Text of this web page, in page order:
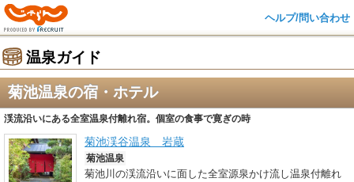
ヘルプ/問い合わせ
温泉ガイド
菊池温泉の宿・ホテル
渓流沿いにある全室温泉付離れ宿。個室の食事で寛ぎの時
菊池渓谷温泉 岩蔵
菊池温泉
菊池川の渓流沿いに面した全室源泉かけ流し温泉付離れ